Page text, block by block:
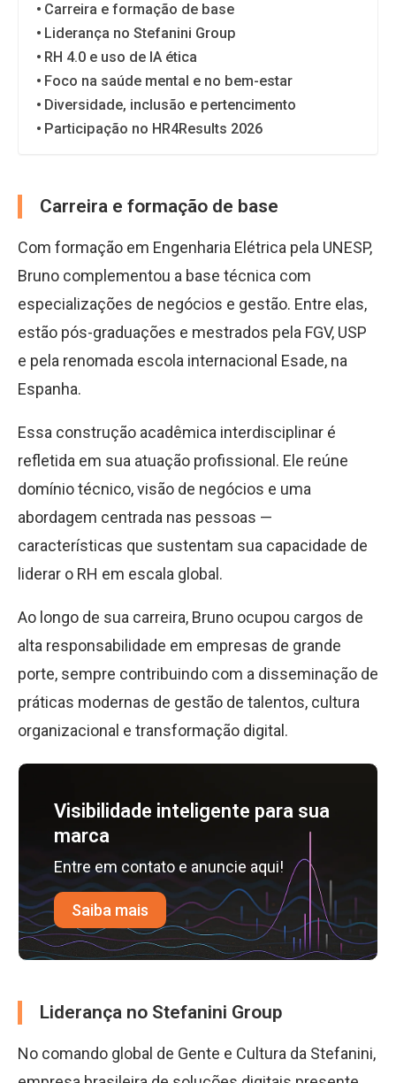
Carreira e formação de base
Liderança no Stefanini Group
RH 4.0 e uso de IA ética
Foco na saúde mental e no bem-estar
Diversidade, inclusão e pertencimento
Participação no HR4Results 2026
Carreira e formação de base
Com formação em Engenharia Elétrica pela UNESP,
Bruno complementou a base técnica com
especializações de negócios e gestão. Entre elas,
estão pós-graduações e mestrados pela FGV, USP
e pela renomada escola internacional Esade, na
Espanha.
Essa construção acadêmica interdisciplinar é
refletida em sua atuação profissional. Ele reúne
domínio técnico, visão de negócios e uma
abordagem centrada nas pessoas —
características que sustentam sua capacidade de
liderar o RH em escala global.
Ao longo de sua carreira, Bruno ocupou cargos de
alta responsabilidade em empresas de grande
porte, sempre contribuindo com a disseminação de
práticas modernas de gestão de talentos, cultura
organizacional e transformação digital.
Visibilidade inteligente para sua
marca
Entre em contato e anuncie aqui!
Saiba mais
Liderança no Stefanini Group
No comando global de Gente e Cultura da Stefanini,